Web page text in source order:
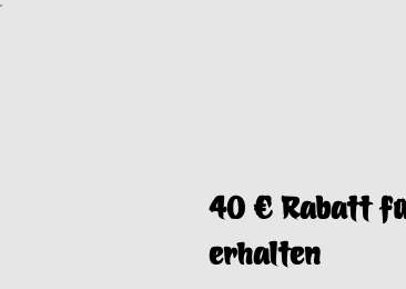
40 € Rabatt
erhalten